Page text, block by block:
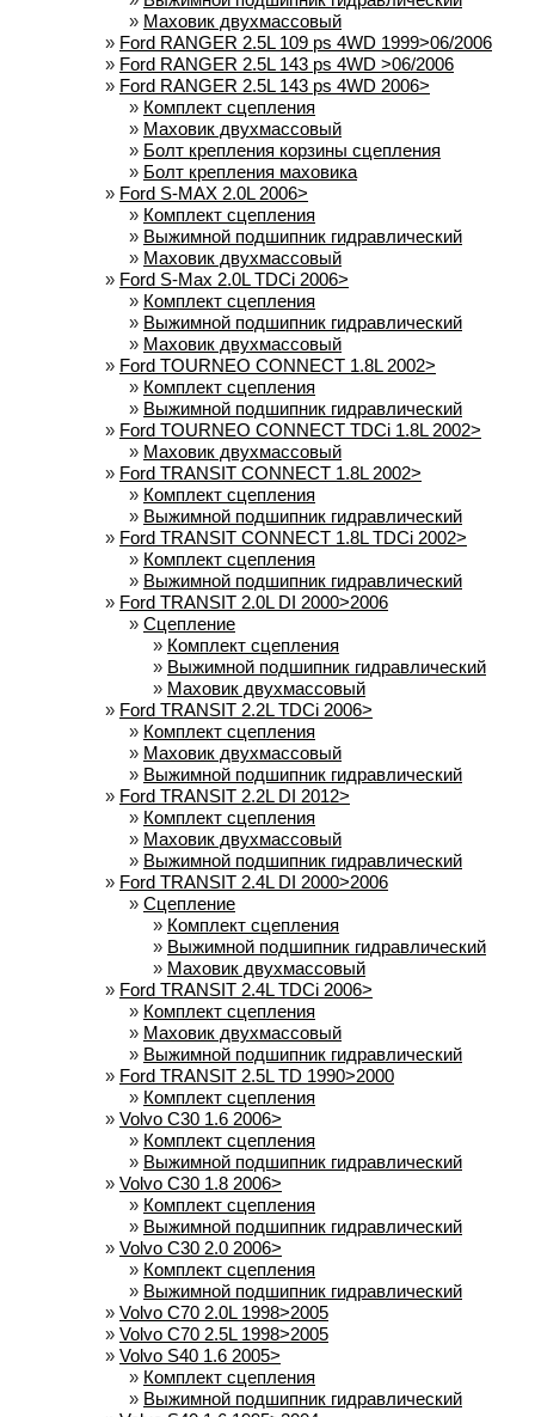
» Маховик двухмассовый
» Ford RANGER 2.5L 109 ps 4WD 1999>06/2006
» Ford RANGER 2.5L 143 ps 4WD >06/2006
» Ford RANGER 2.5L 143 ps 4WD 2006>
» Комплект сцепления
» Маховик двухмассовый
» Болт крепления корзины сцепления
» Болт крепления маховика
» Ford S-MAX 2.0L 2006>
» Комплект сцепления
» Выжимной подшипник гидравлический
» Маховик двухмассовый
» Ford S-Max 2.0L TDCi 2006>
» Комплект сцепления
» Выжимной подшипник гидравлический
» Маховик двухмассовый
» Ford TOURNEO CONNECT 1.8L 2002>
» Комплект сцепления
» Выжимной подшипник гидравлический
» Ford TOURNEO CONNECT TDCi 1.8L 2002>
» Маховик двухмассовый
» Ford TRANSIT CONNECT 1.8L 2002>
» Комплект сцепления
» Выжимной подшипник гидравлический
» Ford TRANSIT CONNECT 1.8L TDCi 2002>
» Комплект сцепления
» Выжимной подшипник гидравлический
» Ford TRANSIT 2.0L DI 2000>2006
» Сцепление
» Комплект сцепления
» Выжимной подшипник гидравлический
» Маховик двухмассовый
» Ford TRANSIT 2.2L TDCi 2006>
» Комплект сцепления
» Маховик двухмассовый
» Выжимной подшипник гидравлический
» Ford TRANSIT 2.2L DI 2012>
» Комплект сцепления
» Маховик двухмассовый
» Выжимной подшипник гидравлический
» Ford TRANSIT 2.4L DI 2000>2006
» Сцепление
» Комплект сцепления
» Выжимной подшипник гидравлический
» Маховик двухмассовый
» Ford TRANSIT 2.4L TDCi 2006>
» Комплект сцепления
» Маховик двухмассовый
» Выжимной подшипник гидравлический
» Ford TRANSIT 2.5L TD 1990>2000
» Комплект сцепления
» Volvo C30 1.6 2006>
» Комплект сцепления
» Выжимной подшипник гидравлический
» Volvo C30 1.8 2006>
» Комплект сцепления
» Выжимной подшипник гидравлический
» Volvo C30 2.0 2006>
» Комплект сцепления
» Выжимной подшипник гидравлический
» Volvo C70 2.0L 1998>2005
» Volvo C70 2.5L 1998>2005
» Volvo S40 1.6 2005>
» Комплект сцепления
» Выжимной подшипник гидравлический